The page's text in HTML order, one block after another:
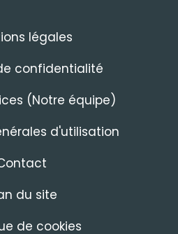
légales
confidentialité
(Notre équipe)
d'utilisation
du site
de cookies